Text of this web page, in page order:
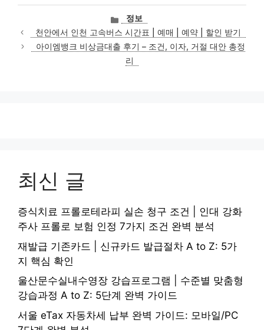
카
테
고
리
정보
천안에서 인천 고속버스 시간표 | 예매 | 예약 | 할인 받기
아이엠뱅크 비상금대출 후기 – 조건, 이자, 거절 대안 총정
리
최신 글
증식치료 프롤로테라피 실손 청구 조건 | 인대 강화
주사 프롤로 보험 인정 7가지 조건 완벽 분석
재발급 기존카드 | 신규카드 발급절차 A to Z: 5가
지 핵심 확인
울산문수실내수영장 강습프로그램 | 수준별 맞춤형
강습과정 A to Z: 5단계 완벽 가이드
서울 eTax 자동차세 납부 완벽 가이드: 모바일/PC